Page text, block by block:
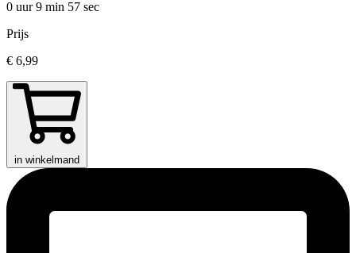
0 uur 9 min 57 sec
Prijs
€ 6,99
in winkelmand